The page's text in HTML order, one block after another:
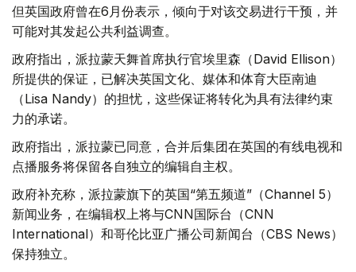
但英国政府曾在6月份表示，倾向于对该交易进行干预，并
可能对其发起公共利益调查。
政府指出，派拉蒙天舞首席执行官埃里森（David Ellison）
所提供的保证，已解决英国文化、媒体和体育大臣南迪
（Lisa Nandy）的担忧，这些保证将转化为具有法律约束
力的承诺。
政府指出，派拉蒙已同意，合并后集团在英国的有线电视和
点播服务将保留各自独立的编辑自主权。
政府补充称，派拉蒙旗下的英国“第五频道”（Channel 5）
新闻业务，在编辑权上将与CNN国际台（CNN
International）和哥伦比亚广播公司新闻台（CBS News）
保持独立。